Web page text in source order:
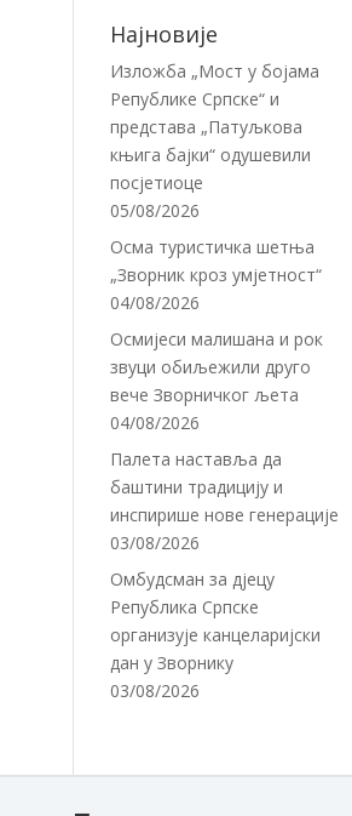
Најновије
Изложба „Мост у бојама
Републике Српске“ и
представа „Патуљкова
књига бајки“ одушевили
посјетиоце
05/08/2026
Осма туристичка шетња
„Зворник кроз умјетност“
04/08/2026
Осмијеси малишана и рок
звуци обиљежили друго
вече Зворничког љета
04/08/2026
Палета наставља да
баштини традицију и
инспирише нове генерације
03/08/2026
Омбудсман за дјецу
Република Српске
организује канцеларијски
дан у Зворнику
03/08/2026